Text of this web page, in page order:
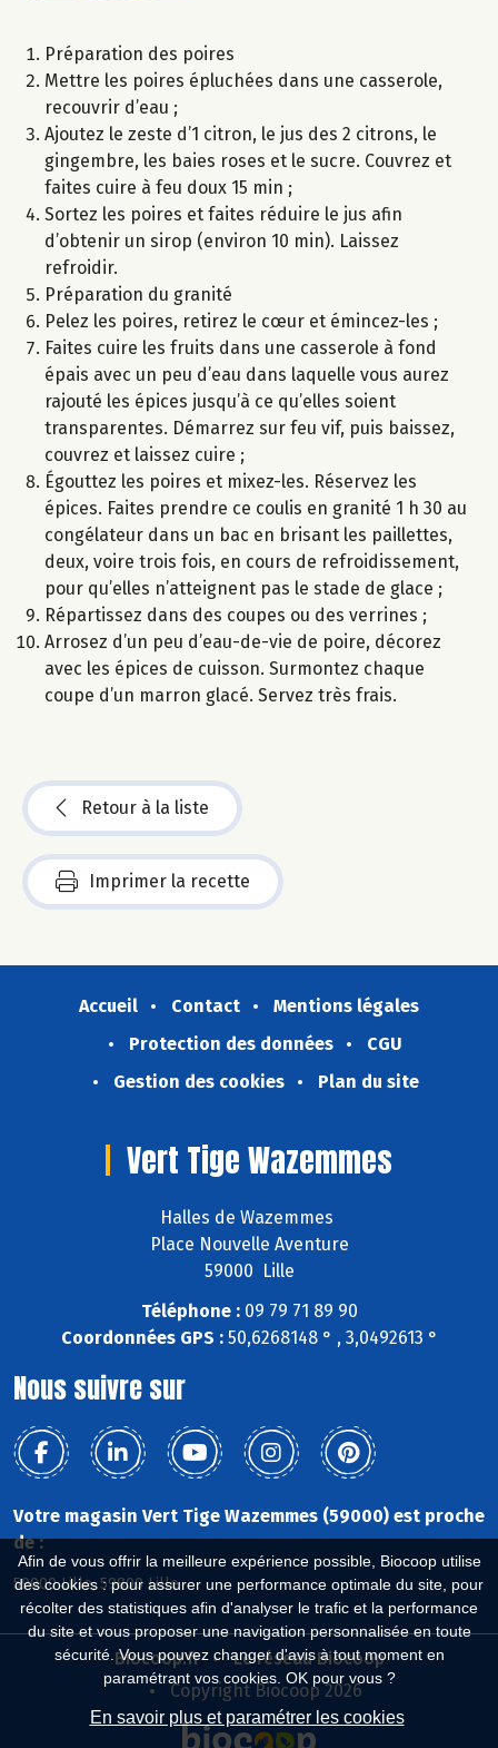
Afin de vous offrir la meilleure expérience possible, Biocoop utilise
des cookies : pour assurer une performance optimale du site, pour
récolter des statistiques afin d'analyser le trafic et la performance
du site et vous proposer une navigation personnalisée en toute
sécurité. Vous pouvez changer d'avis à tout moment en
paramétrant vos cookies. OK pour vous ?
En savoir plus et paramétrer les cookies
Préparation des poires
Mettre les poires épluchées dans une casserole,
recouvrir d’eau ;
Ajoutez le zeste d’1 citron, le jus des 2 citrons, le
gingembre, les baies roses et le sucre. Couvrez et
faites cuire à feu doux 15 min ;
Sortez les poires et faites réduire le jus afin
d’obtenir un sirop (environ 10 min). Laissez
refroidir.
Préparation du granité
Pelez les poires, retirez le cœur et émincez-les ;
Faites cuire les fruits dans une casserole à fond
épais avec un peu d’eau dans laquelle vous aurez
rajouté les épices jusqu’à ce qu’elles soient
transparentes. Démarrez sur feu vif, puis baissez,
couvrez et laissez cuire ;
Égouttez les poires et mixez-les. Réservez les
épices. Faites prendre ce coulis en granité 1 h 30 au
congélateur dans un bac en brisant les paillettes,
deux, voire trois fois, en cours de refroidissement,
pour qu’elles n’atteignent pas le stade de glace ;
Répartissez dans des coupes ou des verrines ;
Arrosez d’un peu d’eau-de-vie de poire, décorez
avec les épices de cuisson. Surmontez chaque
coupe d’un marron glacé. Servez très frais.
Retour à la liste
Imprimer la recette
Accueil Contact
Mentions légales
Protection des données
CGU
Gestion des cookies
Plan du site
Vert Tige Wazemmes
Halles de Wazemmes
Place Nouvelle Aventure
59000 Lille
Téléphone :09 79 71 89 90
Coordonnées GPS :50,6268148 ° , 3,0492613 °
Nous suivre sur
Votre magasin Vert Tige Wazemmes (59000) est proche
de :
59000 Lille, 59800 Lille
Biocoop.fr
Le réseau Biocoop
Copyright Biocoop 2026